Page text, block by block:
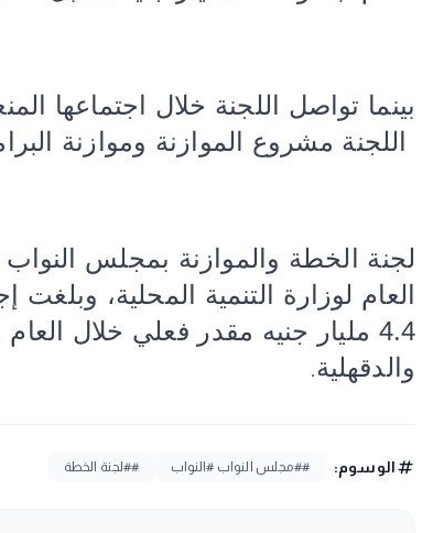
بينما تواصل اللجنة خلال اجتماعها
اللجنة مشروع الموازنة وموازنة البرامج
لجنة الخطة والموازنة بمجلس
4.4 مليار جنيه مقدر فعلي خلال
والدقهلية.
tagالوسوم: ##مجلس النواب #النواب ##لجنة الخطة